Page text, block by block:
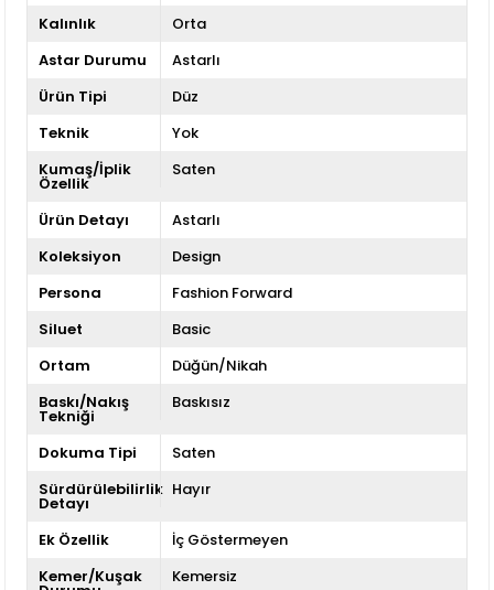
Kalınlık
Orta
Astar Durumu
Astarlı
Ürün Tipi
Düz
Teknik
Yok
Kumaş/İplik
Özellik
Saten
Ürün Detayı
Astarlı
Koleksiyon
Design
Persona
Fashion Forward
Siluet
Basic
Ortam
Düğün/Nikah
Baskı/Nakış
Tekniği
Baskısız
Dokuma Tipi
Saten
Sürdürülebilirlik
Detayı
Hayır
Ek Özellik
İç Göstermeyen
Kemer/Kuşak
Kemersiz